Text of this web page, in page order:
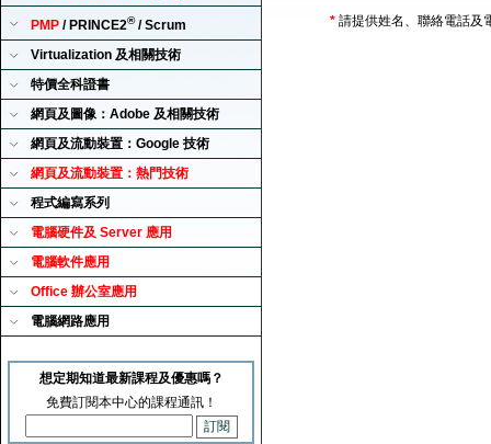
PMP / PRINCE2®/ Scrum
Virtualization 及相關技術
特價全科證書
網頁及圖像：Adobe 及相關技術
網頁及流動裝置：Google 技術
網頁及流動裝置：熱門技術
程式編寫系列
電腦硬件及 Server 應用
電腦軟件應用
Office 辦公室應用
電腦網路應用
想定期知道最新課程及優惠嗎？
免費訂閱本中心的課程通訊！
* 請提供姓名、聯絡電話及